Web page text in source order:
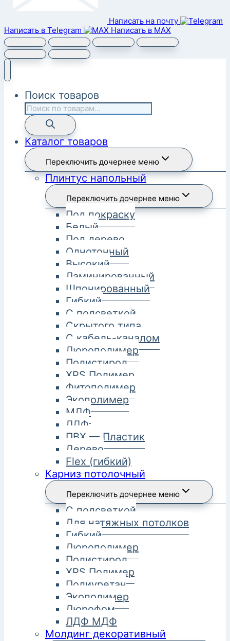
Написать на почту
Написать в Telegram
Написать в MAX
Поиск товаров
Каталог товаров
Переключить дочернее меню
Плинтус напольный
Переключить дочернее меню
Под покраску
Белый
Под дерево
Однотонный
Высокий
Ламинированный
Шпонированный
Гибкий
С подсветкой
Скрытого типа
С кабель-каналом
Дюрополимер
Полистирол
XPS Полимер
Фитополимер
Экополимер
МДФ
ЛДФ
ПВХ — Пластик
Дерево
Flex (гибкий)
Карниз потолочный
Переключить дочернее меню
С подсветкой
Для натяжных потолков
Гибкий
Дюрополимер
Полистирол
XPS Полимер
Полиуретан
Экополимер
Дюрофом
ЛДФ МДФ
Молдинг декоративный